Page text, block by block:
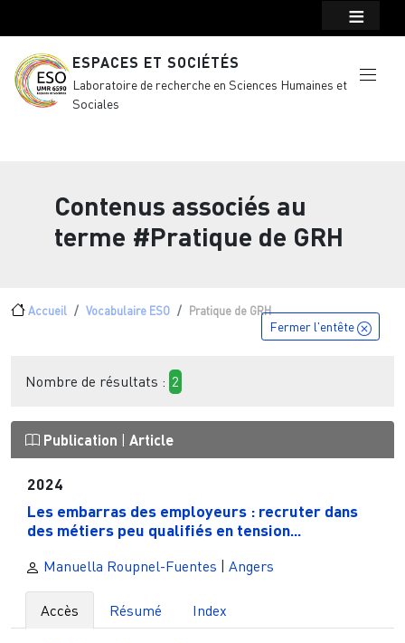
ESPACES ET SOCIÉTÉS
Laboratoire de recherche en Sciences Humaines et
Sociales
Contenus associés au
terme #Pratique de GRH
Fil d'Ariane
Accueil Vocabulaire ESO Pratique de GRH
Fermer l'entête
Nombre de résultats : 2
Publication Article
2024
Les embarras des employeurs : recruter dans
des métiers peu qualifiés en tension...
Manuella Roupnel-Fuentes | Angers
Accès Résumé Index